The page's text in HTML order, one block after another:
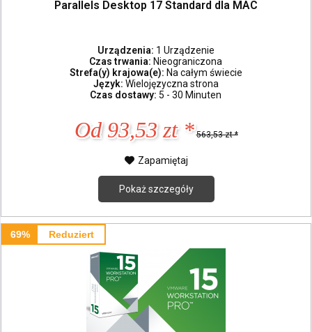
Parallels Desktop 17 Standard dla MAC
Urządzenia: 1 Urządzenie
Czas trwania: Nieograniczona
Strefa(y) krajowa(e): Na całym świecie
Język: Wielojęzyczna strona
Czas dostawy: 5 - 30 Minuten
Od 93,53 zt * 563,53 zt *
Zapamiętaj
Pokaż szczegóły
69% Reduziert